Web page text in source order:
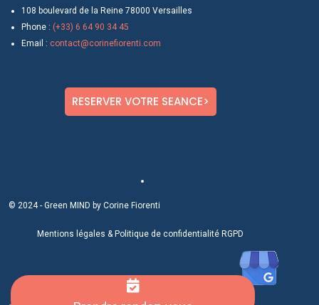
108 boulevard de la Reine 78000 Versailles
Phone : (+33) 6 64 90 34 45
Email : contact@corinefiorenti.com
RESERVER VOTRE SEANCE>
© 2024 - Green MIND by Corine Fiorenti
Mentions légales & Politique de confidentialité RGPD